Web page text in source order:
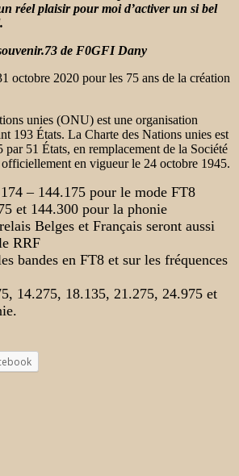
réel plaisir pour moi d’activer un si bel
73 de F0GFI Dany
octobre 2020 pour les 75 ans de la création
unies (ONU) est une organisation
193 États. La Charte des Nations unies est
51 États, en remplacement de la Société
en vigueur le 24 octobre 1945.
– 144.175 pour le mode FT8
pour la phonie
Belges et Français seront aussi
RRF
bandes en FT8 et sur les fréquences
14.275, 18.135, 21.275, 24.975 et